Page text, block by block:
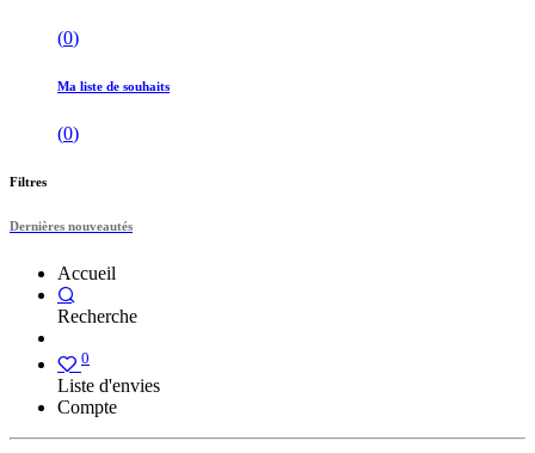
(0)
Ma liste de souhaits
(0)
Filtres
Dernières nouveautés
Accueil
Recherche
0
Liste d'envies
Compte